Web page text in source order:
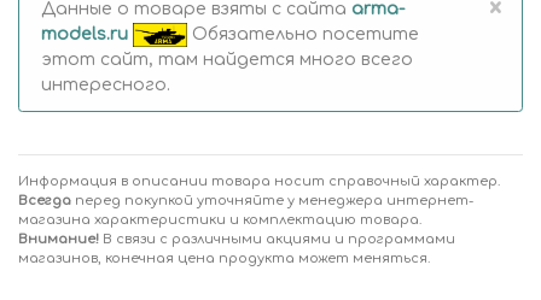
Данные о товаре взяты с сайта arma-
models.ru
Обязательно посетите
этот сайт, там найдется много всего
интересного.
×
Информация в описании товара носит справочный характер.
Всегда перед покупкой уточняйте у менеджера интернет-
магазина характеристики и комплектацию товара.
Внимание! В связи с различными акциями и программами
магазинов, конечная цена продукта может меняться.